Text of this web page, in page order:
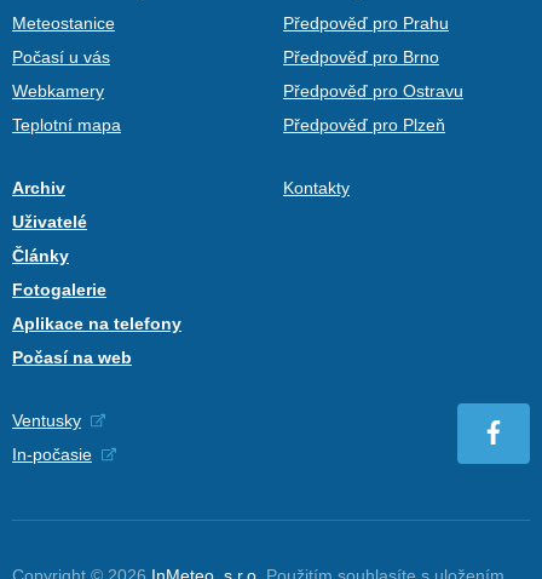
Meteostanice
Počasí u vás
Webkamery
Teplotní mapa
Předpověď pro Prahu
Předpověď pro Brno
Předpověď pro Ostravu
Předpověď pro Plzeň
Archiv
Uživatelé
Články
Fotogalerie
Aplikace na telefony
Počasí na web
Kontakty
Ventusky
In-počasie
Copyright © 2026 InMeteo, s.r.o. Použitím souhlasíte s uložením